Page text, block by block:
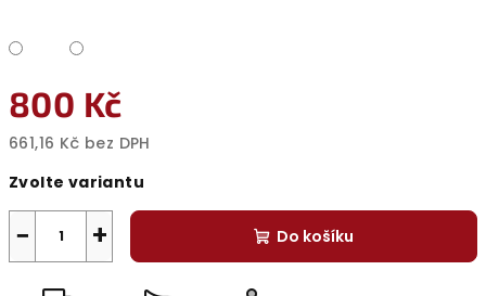
800 Kč
661,16 Kč bez DPH
cena:
Zvolte variantu
+
− Do košíku